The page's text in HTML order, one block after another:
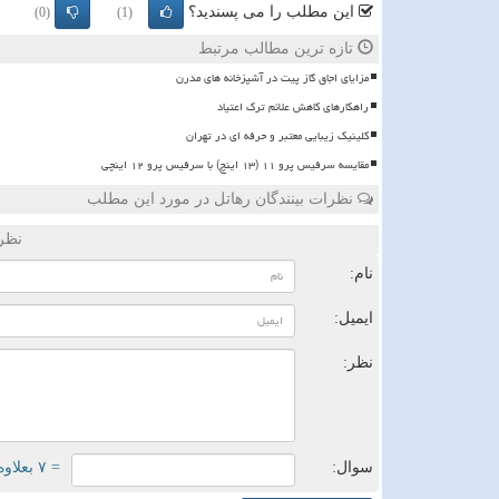
این مطلب را می پسندید؟ (1)
(0)
تازه ترین مطالب مرتبط
مزایای اجاق گاز پیت در آشپزخانه های مدرن
راهکارهای کاهش علائم ترک اعتیاد
کلینیک زیبایی معتبر و حرفه ای در تهران
مقایسه سرفیس پرو ۱۱ (۱۳ اینچ) با سرفیس پرو ۱۲ اینچی
نظرات بینندگان رهاتل در مورد این مطلب
نام:
ایمیل:
نظر:
سوال: = ۷ بعلاوه ۴